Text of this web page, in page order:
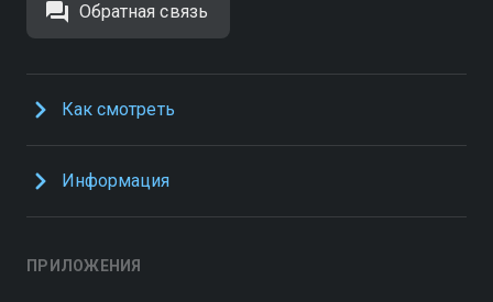
Обратная связь
Как смотреть
Информация
ПРИЛОЖЕНИЯ